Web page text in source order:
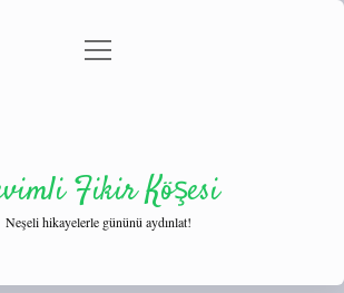
Gizlilik Politikası
menüyü
Fikir Köşesi
Neşeli hikayelerle gününü aydınlat!